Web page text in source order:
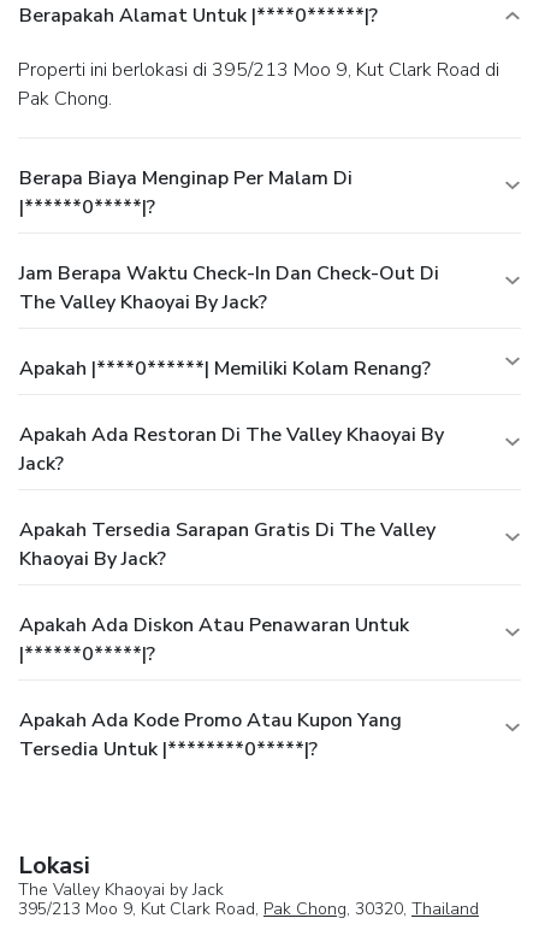
Berapakah Alamat Untuk |****0******|?
Properti ini berlokasi di 395/213 Moo 9, Kut Clark Road di
Pak Chong.
Berapa Biaya Menginap Per Malam Di
|******0*****|?
Jam Berapa Waktu Check-In Dan Check-Out Di
The Valley Khaoyai By Jack?
Apakah |****0******| Memiliki Kolam Renang?
Apakah Ada Restoran Di The Valley Khaoyai By
Jack?
Apakah Tersedia Sarapan Gratis Di The Valley
Khaoyai By Jack?
Apakah Ada Diskon Atau Penawaran Untuk
|******0*****|?
Apakah Ada Kode Promo Atau Kupon Yang
Tersedia Untuk |********0*****|?
Lokasi
The Valley Khaoyai by Jack
395/213 Moo 9, Kut Clark Road, Pak Chong, 30320, Thailand